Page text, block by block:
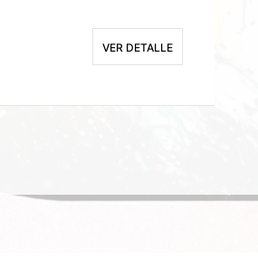
VER DETALLE